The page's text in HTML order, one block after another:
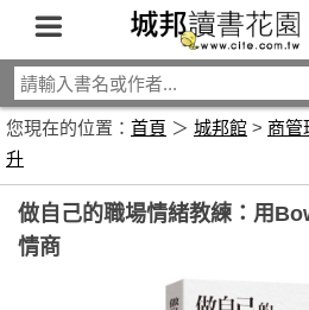
您現在的位置： 首頁 ＞ 城邦館 > 商管
升
做自己的職場情緒教練：用
情商